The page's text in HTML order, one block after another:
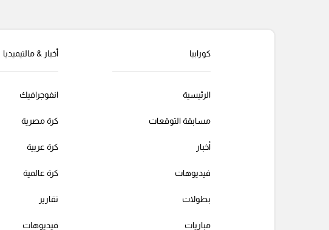
كورابيا
الرئيسية
مسابقة التوقعات
أخبار
فيديوهات
بطولات
مباريات
أخبار & مالتيميديا
انفوجرافيك
كرة مصرية
كرة عربية
كرة عالمية
تقارير
فيديوهات